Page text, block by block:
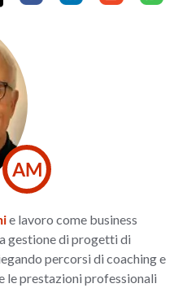
AM
e lavoro come business
gestione di progetti di
percorsi di coaching e
le prestazioni professionali